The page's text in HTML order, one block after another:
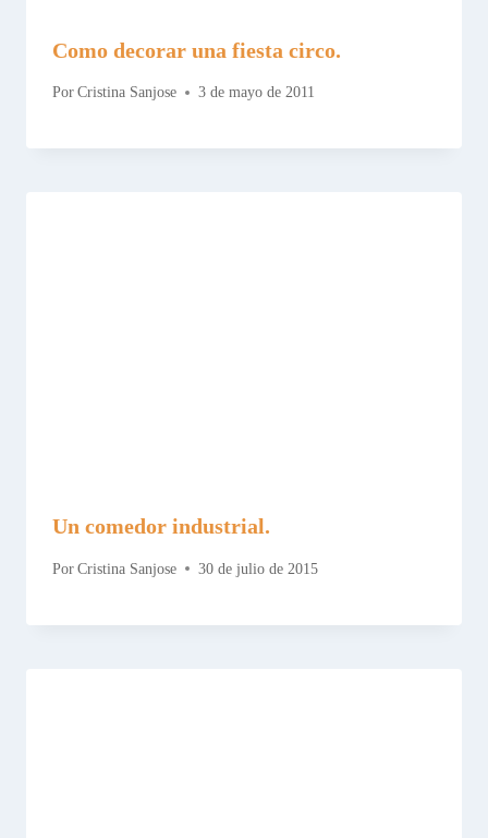
Como decorar una fiesta circo.
Por Cristina Sanjose 3 de mayo de 2011
Un comedor industrial.
Por Cristina Sanjose 30 de julio de 2015